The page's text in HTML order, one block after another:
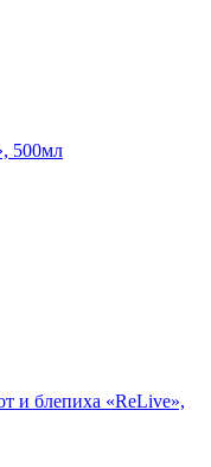
500мл
и блепиха «ReLive»,